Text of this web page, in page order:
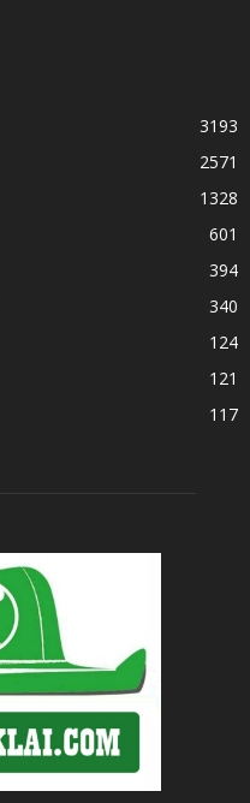
3193
2571
1328
601
394
340
124
121
117